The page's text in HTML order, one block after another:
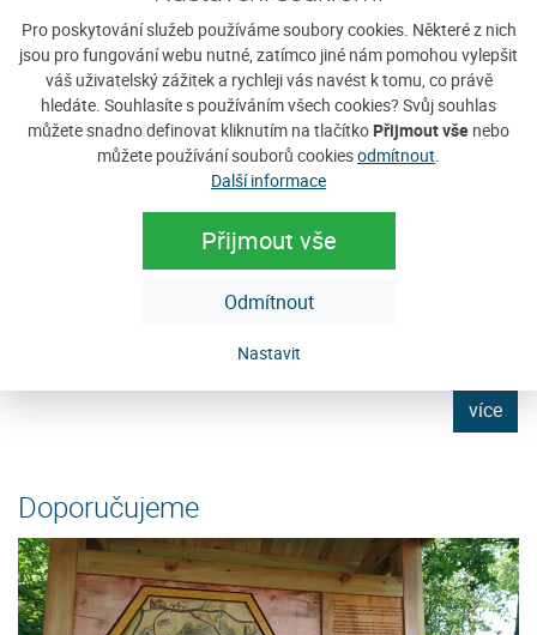
Pro poskytování služeb používáme soubory cookies. Některé z nich
jsou pro fungování webu nutné, zatímco jiné nám pomohou vylepšit
váš uživatelský zážitek a rychleji vás navést k tomu, co právě
hledáte. Souhlasíte s používáním všech cookies? Svůj souhlas
můžete snadno definovat kliknutím na tlačítko Přijmout vše nebo
můžete používání souborů cookiesodmítnout.
Další informace
Přijmout vše
Odmítnout
Nastavit
Tábor Javorníček
osoby zve malé i velké táborníky, všechny, kteří mají rádi
Cena: 600 Kč za pokoj / noc
více
Doporučujeme